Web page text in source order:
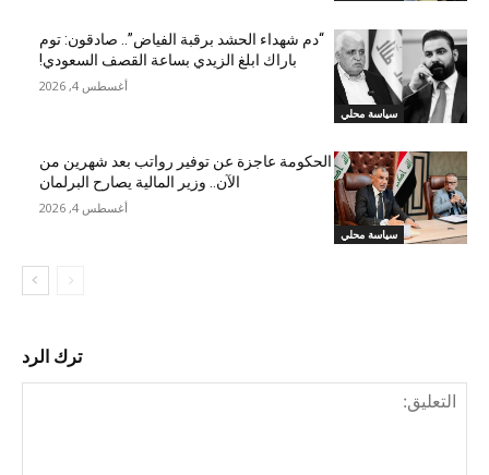
سياسة محلي
“دم شهداء الحشد برقبة الفياض”.. صادقون: توم
باراك ابلغ الزيدي بساعة القصف السعودي!
أغسطس 4, 2026
سياسة محلي
الحكومة عاجزة عن توفير رواتب بعد شهرين من
الآن.. وزير المالية يصارح البرلمان
أغسطس 4, 2026
ترك الرد